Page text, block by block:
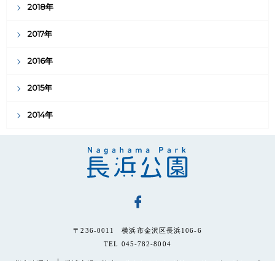
2018年
2017年
2016年
2015年
2014年
〒236-0011 横浜市金沢区長浜106-6
TEL 045-782-8004